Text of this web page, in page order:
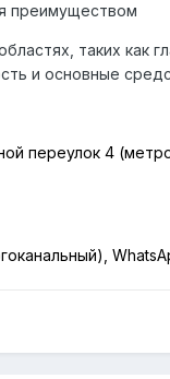
преимуществом
таких как
и основные
переулок 4